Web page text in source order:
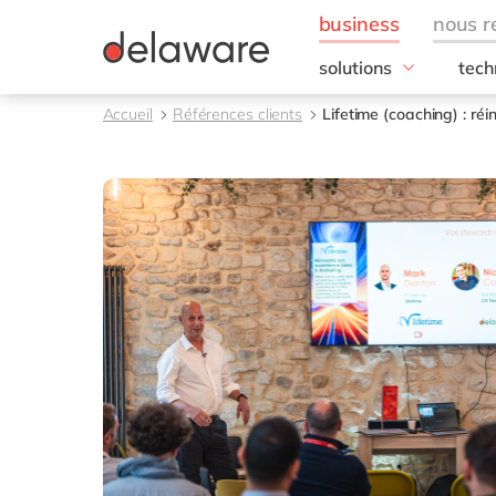
solutions
besoins de
Opérations
Ressources humaines
Ventes & marketing
toutes nos solutions
SAP
SAP
SAP
SAP
SAP
Accueil Références clients Lifetime (coaching) :